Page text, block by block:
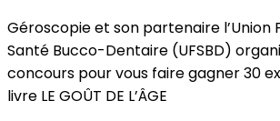
Géroscopie et son partenaire l’Union
Santé Bucco-Dentaire (UFSBD)
concours pour vous faire gagner 30
livre LE GOÛT DE L’ÂGE